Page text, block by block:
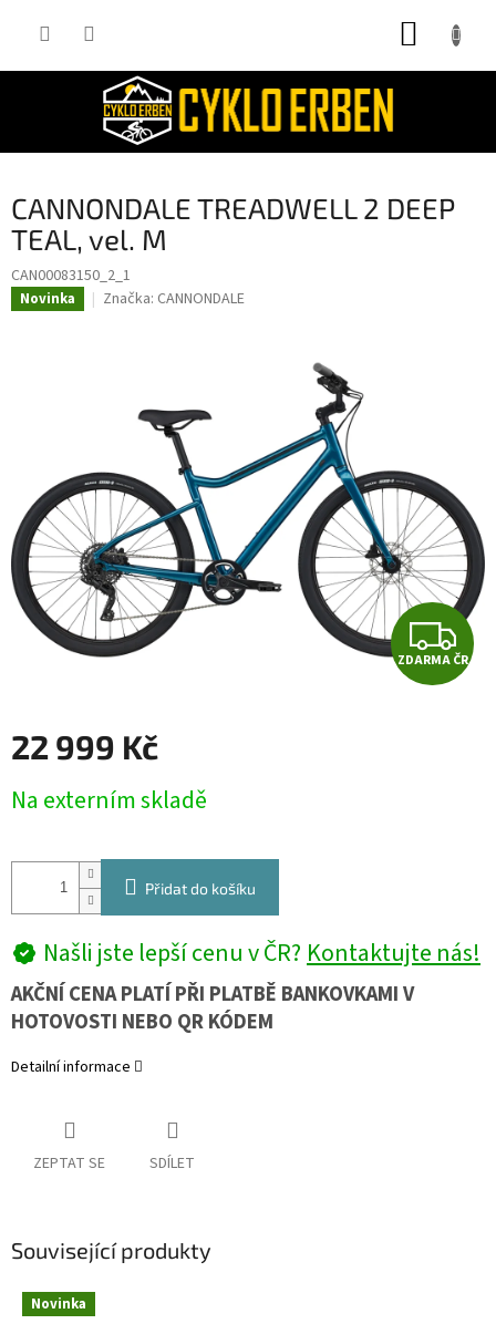
CANNONDALE TREADWELL 2 DEEP
TEAL, vel. M
CAN00083150_2_1
Novinka Značka: CANNONDALE
Z
D
ZDARMA ČR
22 999 Kč
cena:
Na externím skladě
Přidat do košíku
Našli jste lepší cenu v ČR?Kontaktujte nás!
AKČNÍ CENA PLATÍ PŘI PLATBĚ BANKOVKAMI V
HOTOVOSTI NEBO QR KÓDEM
Detailní informace
ZEPTAT SE SDÍLET
Související produkty
Novinka